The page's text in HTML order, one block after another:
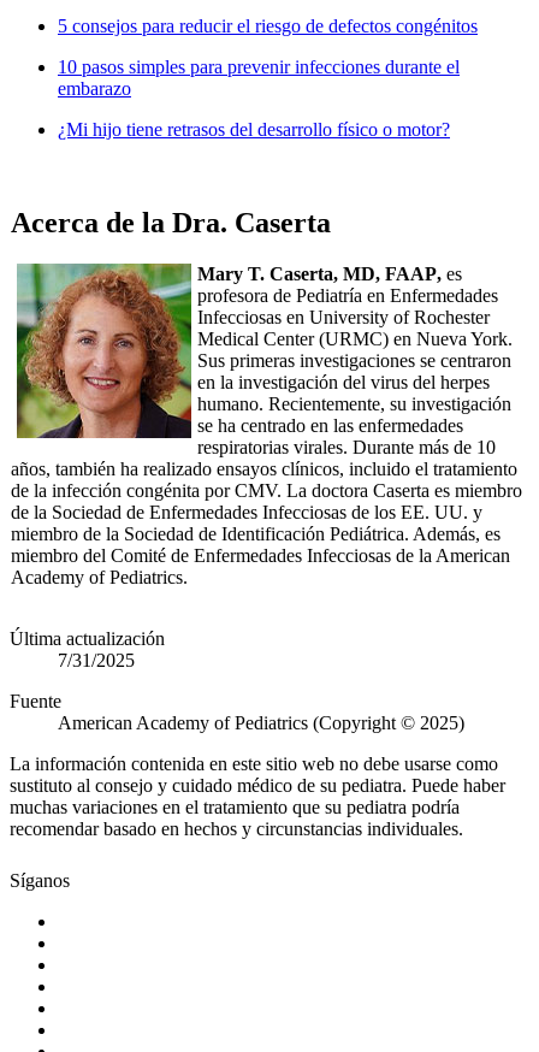
5 consejos para reducir el riesgo de defectos congénitos
10 pasos simples para prevenir infecciones durante el
embarazo
¿Mi hijo tiene retrasos del desarrollo físico o motor?
Acerca de la Dra. Caserta
Mary T. Caserta, MD, FAAP, es
profesora de Pediatría en Enfermedades
Infecciosas en University of Rochester
Medical Center (URMC) en Nueva York.
Sus primeras investigaciones se centraron
en la investigación del virus del herpes
humano. Recientemente, su investigación
se ha centrado en las enfermedades
respiratorias virales. Durante más de 10
años, también ha realizado ensayos clínicos, incluido el tratamiento
de la infección congénita por CMV. La doctora Caserta es miembro
de la Sociedad de Enfermedades Infecciosas de los EE. UU. y
miembro de la Sociedad de Identificación Pediátrica. Además, es
miembro del Comité de Enfermedades Infecciosas de la American
Academy of Pediatrics.
Última actualización
7/31/2025
Fuente
American Academy of Pediatrics (Copyright © 2025)
La información contenida en este sitio web no debe usarse como
sustituto al consejo y cuidado médico de su pediatra. Puede haber
muchas variaciones en el tratamiento que su pediatra podría
recomendar basado en hechos y circunstancias individuales.
Síganos